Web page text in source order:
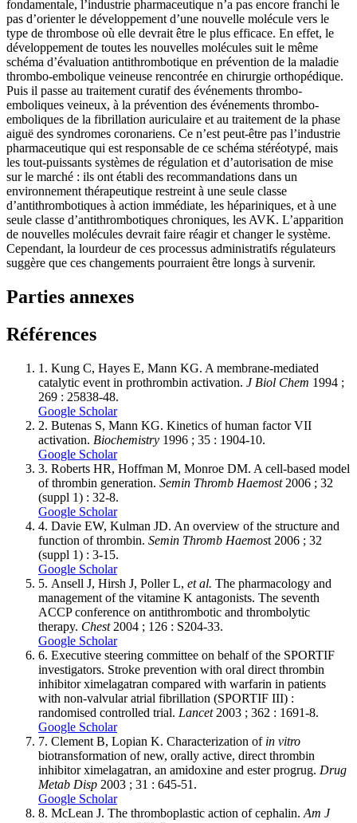
fondamentale, l’industrie pharmaceutique n’a pas encore franchi le
pas d’orienter le développement d’une nouvelle molécule vers le
type de thrombose où elle devrait être le plus efficace. En effet, le
développement de toutes les nouvelles molécules suit le même
schéma d’évaluation antithrombotique en prévention de la maladie
thrombo-embolique veineuse rencontrée en chirurgie orthopédique.
Puis il passe au traitement curatif des événements thrombo-
emboliques veineux, à la prévention des événements thrombo-
emboliques de la fibrillation auriculaire et au traitement de la phase
aiguë des syndromes coronariens. Ce n’est peut-être pas l’industrie
pharmaceutique qui est responsable de ce schéma stéréotypé, mais
les tout-puissants systèmes de régulation et d’autorisation de mise
sur le marché : ils ont établi des recommandations dans un
environnement thérapeutique restreint à une seule classe
d’antithrombotiques à action immédiate, les hépariniques, et à une
seule classe d’antithrombotiques chroniques, les AVK. L’apparition
de nouvelles molécules devrait faire réagir et changer le système.
Cependant, la lourdeur de ces processus administratifs régulateurs
suggère que ces changements pourraient être longs à survenir.
Parties annexes
Références
1. Kung C, Hayes E, Mann KG. A membrane-mediated
catalytic event in prothrombin activation. J Biol Chem 1994 ;
269 : 25838-48.
Google Scholar
2. Butenas S, Mann KG. Kinetics of human factor VII
activation. Biochemistry 1996 ; 35 : 1904-10.
Google Scholar
3. Roberts HR, Hoffman M, Monroe DM. A cell-based model
of thrombin generation. Semin Thromb Haemost2006 ; 32
(suppl 1) : 32-8.
Google Scholar
4. Davie EW, Kulman JD. An overview of the structure and
function of thrombin. Semin Thromb Haemost 2006 ; 32
(suppl 1) : 3-15.
Google Scholar
5. Ansell J, Hirsh J, Poller L, et al. The pharmacology and
management of the vitamine K antagonists. The seventh
ACCP conference on antithrombotic and thrombolytic
therapy. Chest2004 ; 126 : S204-33.
Google Scholar
6. Executive steering committee on behalf of the SPORTIF
investigators. Stroke prevention with oral direct thrombin
inhibitor ximelagatran compared with warfarin in patients
with non-valvular atrial fibrillation (SPORTIF III) :
randomised controlled trial. Lancet2003 ; 362 : 1691-8.
Google Scholar
7. Clement B, Lopian K. Characterization of in vitro
biotransformation of new, orally active, direct thrombin
inhibitor ximelagatran, an amidoxine and ester progrug. Drug
Metab Disp 2003 ; 31 : 645-51.
Google Scholar
8. McLean J. The thromboplastic action of cephalin. Am J